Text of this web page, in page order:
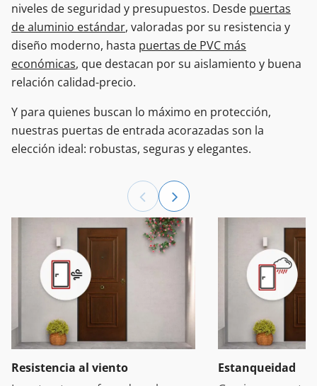
niveles de seguridad y presupuestos. Desde puertas
de aluminio estándar, valoradas por su resistencia y
diseño moderno, hasta puertas de PVC más
económicas, que destacan por su aislamiento y buena
relación calidad-precio.
Y para quienes buscan lo máximo en protección,
nuestras puertas de entrada acorazadas son la
elección ideal: robustas, seguras y elegantes.
Resistencia al viento
Estanqueidad